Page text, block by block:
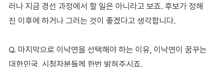
러나 지금 경선 과정에서 할 일은 아니라고 보죠. 후보가 정해
진 이후에 하거나 그러는 것이 좋겠다고 생각합니다.
Q. 마지막으로 이낙연을 선택해야 하는 이유, 이낙연이 꿈꾸는
대한민국, 시청자분들께 한번 밝혀주시죠.